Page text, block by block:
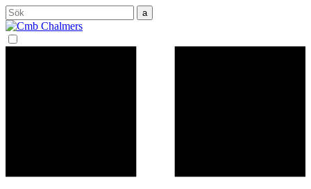
Sök
efter: